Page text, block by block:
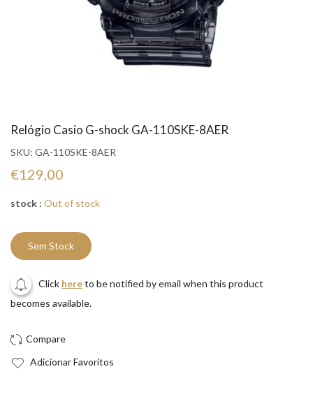
Relógio Casio G-shock GA-110SKE-8AER
SKU: GA-110SKE-8AER
€129,00
stock : Out of stock
Sem Stock
Click hereto be notified by email when this product
becomes available.
Adicionar Favoritos